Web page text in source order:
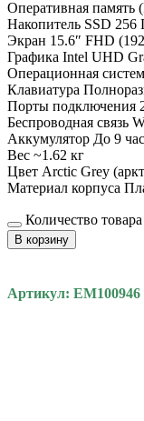
Оперативная память
Накопитель SSD
Экран 15.6″ FHD
Графика Intel UHD
Операционная
Клавиатура
Порты подключения
Беспроводная связь
Аккумулятор До 9
Вес ~1.62 кг
Цвет Arctic Grey
Материал корпуса
Количество
В корзину
Артикул: EM100946